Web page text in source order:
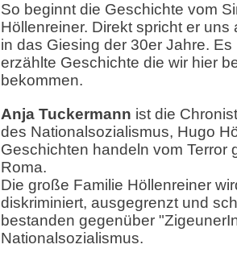
So beginnt die Geschichte vom
Höllenreiner. Direkt spricht er
in das Giesing der 30er Jahre.
erzählte Geschichte die wir hier
bekommen.
Anja Tuckermann ist die
des Nationalsozialismus, Hugo
Geschichten handeln vom Terror
Roma.
Die große Familie Höllenreiner
diskriminiert, ausgegrenzt und
bestanden gegenüber
Nationalsozialismus.